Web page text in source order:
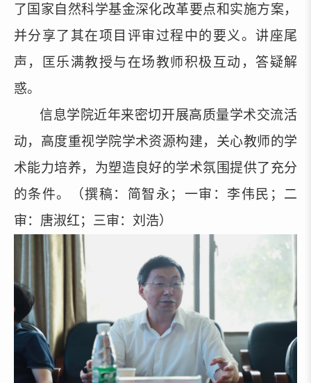
了国家自然科学基金深化改革要点和实施方案，
并分享了其在项目评审过程中的要义。讲座尾
声，匡乐满教授与在场教师积极互动，答疑解
惑。
信息学院近年来密切开展高质量学术交流活
动，高度重视学院学术资源构建，关心教师的学
术能力培养，为塑造良好的学术氛围提供了充分
的条件。（撰稿： 简智永 ； 一审：李伟民 ；
二
审： 唐淑红； 三审： 刘浩）